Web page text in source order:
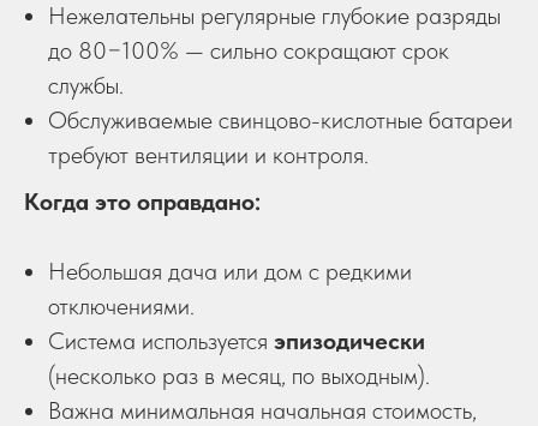
Нежелательны регулярные глубокие разряды
до 80−100% — сильно сокращают срок
службы.
Обслуживаемые свинцово-кислотные батареи
требуют вентиляции и контроля.
Когда это оправдано:
Небольшая дача или дом с редкими
отключениями.
Система используется эпизодически
(несколько раз в месяц, по выходным).
Важна минимальная начальная стоимость,